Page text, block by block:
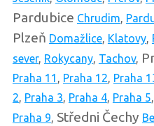
Pardubice Chrudim,
Plzeň Domažlice, Klatovy,
sever, Rokycany, Tachov,
Praha 11 , Praha 12, Praha
2, Praha 3, Praha 4, Praha 5,
Praha 9, Středni Čechy